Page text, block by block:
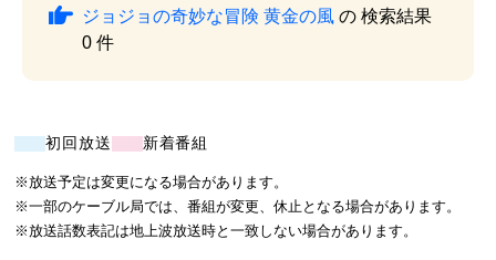
ジョジョの奇妙な冒険 黄金の風 の 検索結果
0 件
初回放送 新着番組
※放送予定は変更になる場合があります。
※一部のケーブル局では、番組が変更、休止となる場合があります。
※放送話数表記は地上波放送時と一致しない場合があります。